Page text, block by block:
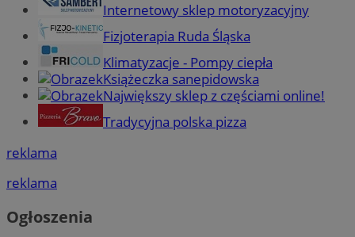
Internetowy sklep motoryzacyjny
Fizjoterapia Ruda Śląska
Klimatyzacje - Pompy ciepła
Książeczka sanepidowska
Największy sklep z częściami online!
Tradycyjna polska pizza
reklama
reklama
Ogłoszenia